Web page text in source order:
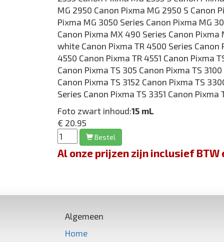
MG 2950 Canon Pixma MG 2950 S Canon
Pixma MG 3050 Series Canon Pixma MG
Canon Pixma MX 490 Series Canon
white Canon Pixma TR 4500 Series Canon
4550 Canon Pixma TR 4551 Canon Pixma
Canon Pixma TS 305 Canon Pixma TS
Canon Pixma TS 3152 Canon Pixma TS
Series Canon Pixma TS 3351 Canon Pixma
Foto zwart inhoud:15 mL
€ 20.95
Bestel
Al onze prijzen zijn inclusief
Algemeen
Home